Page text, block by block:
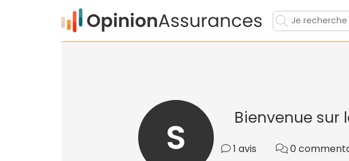
S Bienvenue
1 avis 0